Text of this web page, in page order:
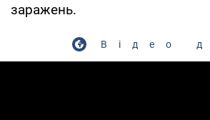
заражень.
Відео